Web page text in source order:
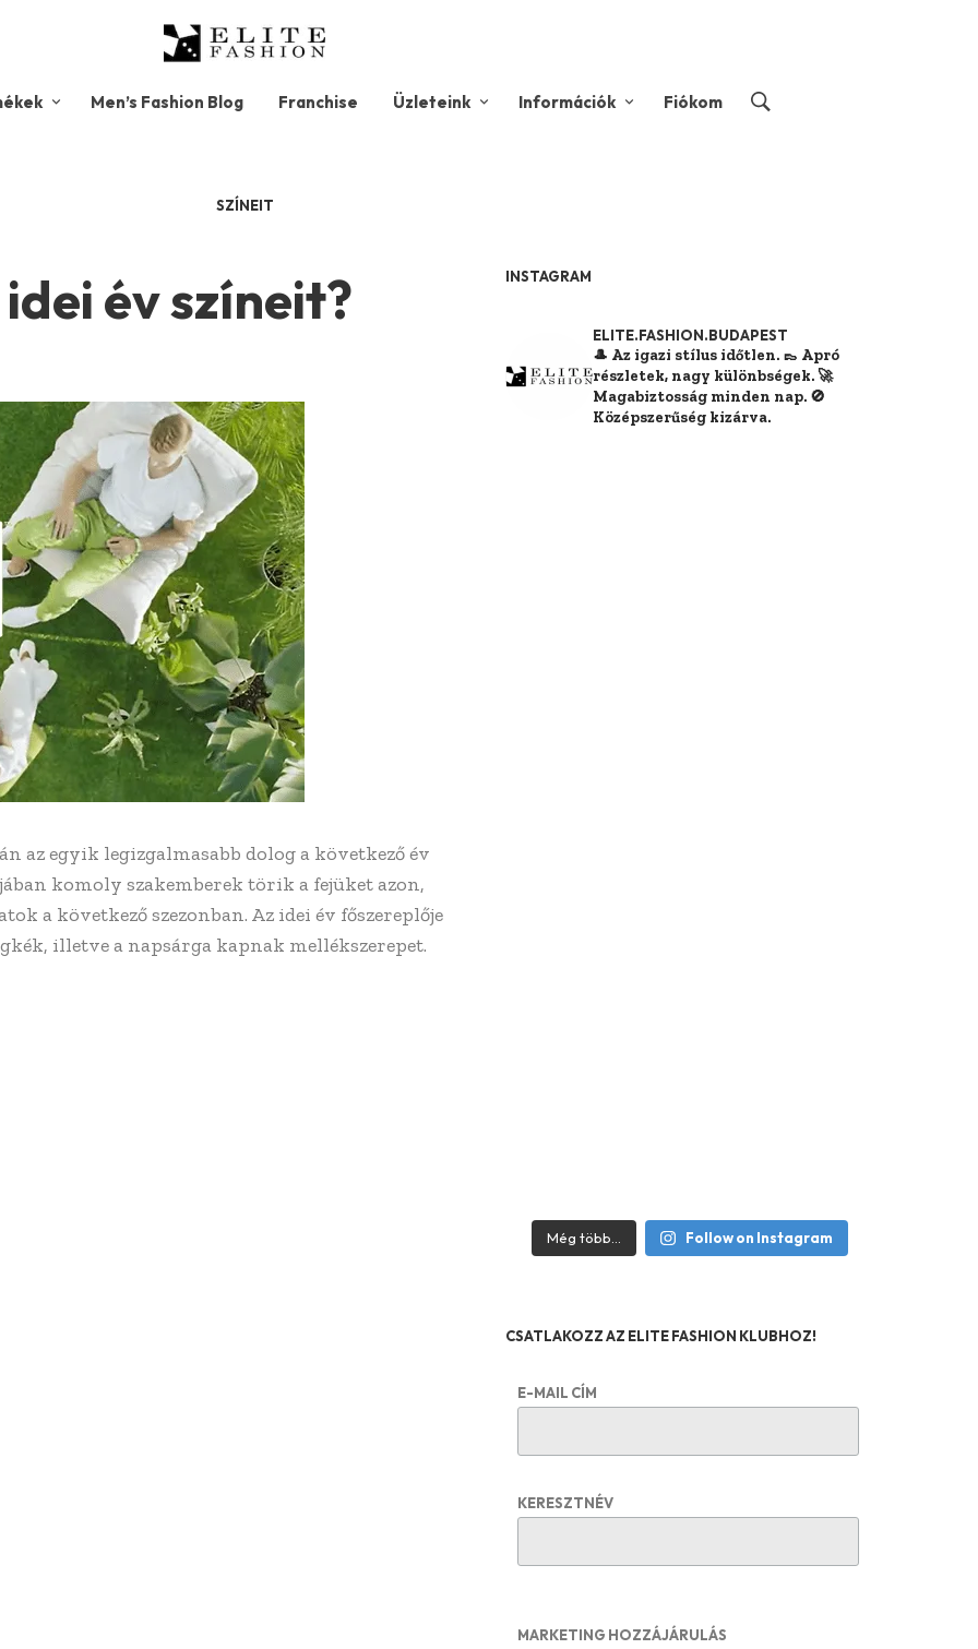
Men’s Fashion Blog Franchise Üzleteink Információk Fiókom
SZÍNEIT
év színeit?
az egyik legizgalmasabb dolog a következő év
komoly szakemberek törik a fejüket azon,
a következő szezonban. Az idei év főszereplője
illetve a napsárga kapnak mellékszerepet.
INSTAGRAM
ELITE.FASHION.BUDAPEST
🎩 Az igazi stílus időtlen. 👞 Apró
részletek, nagy különbségek.🚀
Magabiztosság minden nap. 🚫
Középszerűség kizárva.
Még több... Follow on Instagram
CSATLAKOZZ AZ ELITE FASHION KLUBHOZ!
E-MAIL CÍM
KERESZTNÉV
MARKETING HOZZÁJÁRULÁS